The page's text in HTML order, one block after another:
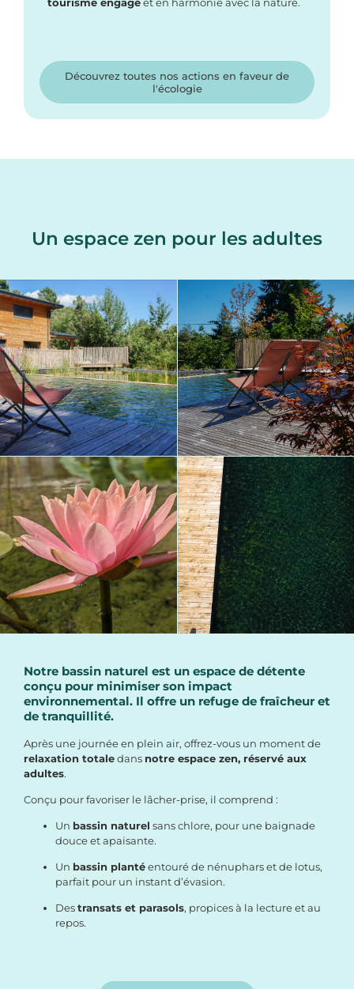
Découvrez toutes nos actions en faveur de
l'écologie
Un espace zen pour les adultes
Notre bassin naturel est un espace de détente
conçu pour minimiser son impact
environnemental. Il offre un refuge de fraîcheur et
de tranquillité.
Après une journée en plein air, offrez-vous un moment de
relaxation totaledans notre espace zen, réservé aux
adultes.
Conçu pour favoriser le lâcher-prise, il comprend :
Un bassin naturel sans chlore, pour une baignade
douce et apaisante.
Un bassin plantéentouré de nénuphars et de lotus,
parfait pour un instant d’évasion.
Destransats et parasols, propices à la lecture et au
repos.